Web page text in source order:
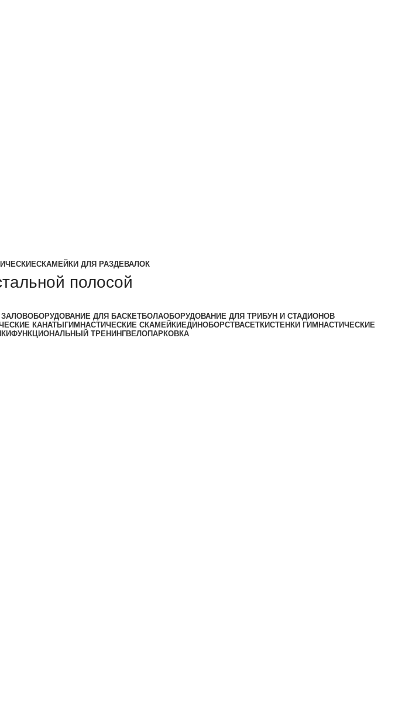
СКАМЕЙКИ ДЛЯ РАЗДЕВАЛОК
полосой
ОБОРУДОВАНИЕ ДЛЯ БАСКЕТБОЛАОБОРУДОВАНИЕ ДЛЯ ТРИБУН И СТАДИОНОВ
КАНАТЫ ГИМНАСТИЧЕСКИЕ СКАМЕЙКИ ЕДИНОБОРСТВАСЕТКИСТЕНКИ ГИМНАСТИЧЕСКИЕ
ФУНКЦИОНАЛЬНЫЙ ТРЕНИНГВЕЛОПАРКОВКА